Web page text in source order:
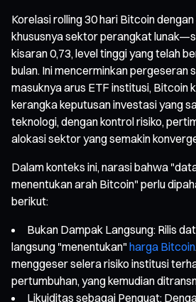
Korelasi rolling 30 hari Bitcoin
khususnya sektor perangkat
kisaran 0,73, level tinggi yang telah
bulan. Ini mencerminkan pergeseran
masuknya arus ETF institusi, Bitcoin
kerangka keputusan investasi yang
teknologi, dengan kontrol risiko,
alokasi sektor yang semakin
Dalam konteks ini, narasi bahwa
menentukan arah Bitcoin" perlu
berikut:
Bukan Dampak Langsung: Rilis
langsung "menentukan" harga Bitcoin
menggeser selera risiko institusi
pertumbuhan, yang kemudian
Likuiditas sebagai Penguat: